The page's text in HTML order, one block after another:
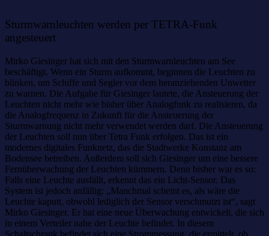
Sturmwarnleuchten werden per TETRA-Funk
angesteuert
Mirko Giesinger hat sich mit den Sturmwarnleuchten am See
beschäftigt. Wenn ein Sturm aufkommt, beginnen die Leuchten zu
blinken, um Schiffe und Segler vor dem heranziehenden Unwetter
zu warnen. Die Aufgabe für Giesinger lautete, die Ansteuerung der
Leuchten nicht mehr wie bisher über Analogfunk zu realisieren, da
die Analogfrequenz in Zukunft für die Ansteuerung der
Sturmwarnung nicht mehr verwendet werden darf. Die Ansteuerung
der Leuchten soll nun über Tetra Funk erfolgen. Das ist ein
modernes digitales Funknetz, das die Stadtwerke Konstanz am
Bodensee betreiben. Außerdem soll sich Giesinger um eine bessere
Fernüberwachung der Leuchten kümmern. Denn bisher war es so:
Falls eine Leuchte ausfällt, erkennt das ein Licht-Sensor. Das
System ist jedoch anfällig: „Manchmal scheint es, als wäre die
Leuchte kaputt, obwohl lediglich der Sensor verschmutzt ist“, sagt
Mirko Giesinger. Er hat eine neue Überwachung entwickelt, die sich
in einem Verteiler nahe der Leuchte befindet. In diesem
Schaltschrank befindet sich eine Strommessung, die ermittelt, ob